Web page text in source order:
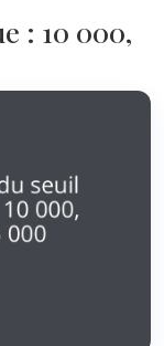
: 10 000,